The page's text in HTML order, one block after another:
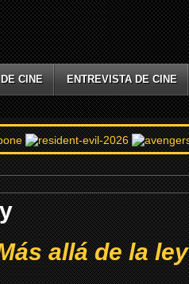
CINE ENTREVISTA DE CINE
allá de la ley